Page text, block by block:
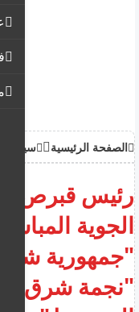
الصفحة الرئيسية سياحة
رئيس قبرص
الجوية
"جمهورية
"نجمة شرق